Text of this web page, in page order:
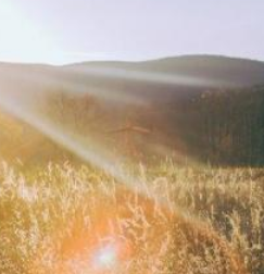
a hőségben
vezetékhiba miatt, miközben az
nehézségekkel küzdenek.